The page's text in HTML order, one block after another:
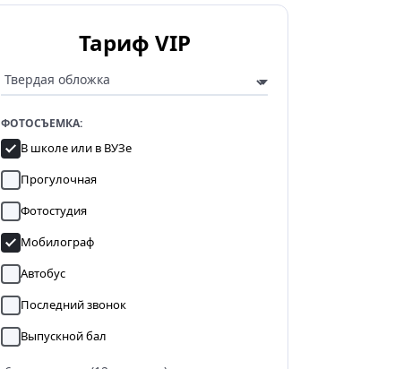
Тариф VIP
ФОТОСЪЕМКА:
В школе или в ВУЗе
Прогулочная
Фотостудия
Мобилограф
Автобус
Последний звонок
Выпускной бал